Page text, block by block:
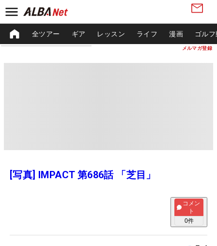
メルマガ登録
全ツアー ギア レッスン ライフ 漫画 ゴル
[写真] IMPACT 第686話 「芝目」
コメン
ト
0件